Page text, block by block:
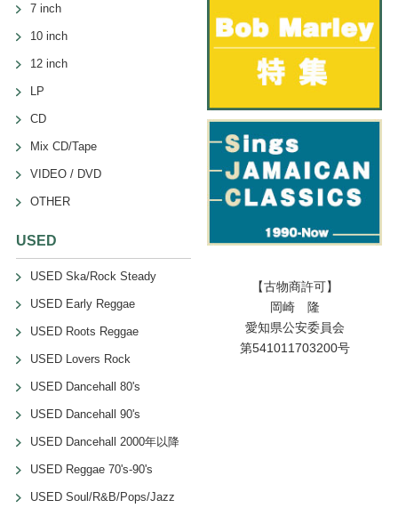
7 inch
10 inch
12 inch
LP
CD
Mix CD/Tape
VIDEO / DVD
OTHER
USED
USED Ska/Rock Steady
USED Early Reggae
USED Roots Reggae
USED Lovers Rock
USED Dancehall 80's
USED Dancehall 90's
USED Dancehall 2000年以降
USED Reggae 70's-90's
USED Soul/R&B/Pops/Jazz
【古物商許可】
岡崎 隆
愛知県公安委員会
第541011703200号